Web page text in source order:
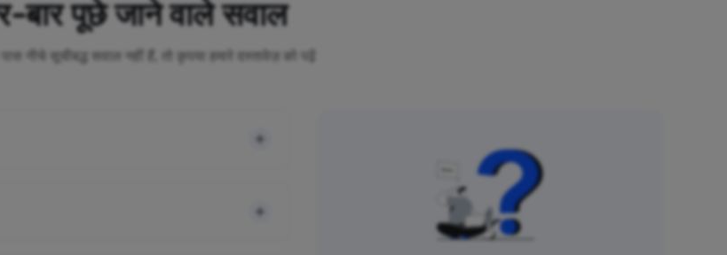
बार पूछे जाने वाले सवाल
नीचे सूचीबद्ध सवाल नहीं हैं, तो कृपया हमारे दस्तावेज़ को पढ़ें